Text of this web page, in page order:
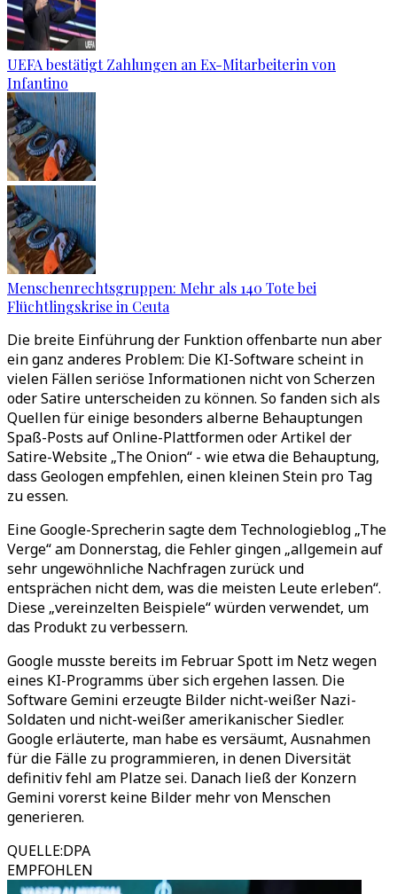
UEFA bestätigt Zahlungen an Ex-Mitarbeiterin von
Infantino
Menschenrechtsgruppen: Mehr als 140 Tote bei
Flüchtlingskrise in Ceuta
Die breite Einführung der Funktion offenbarte nun aber
ein ganz anderes Problem: Die KI-Software scheint in
vielen Fällen seriöse Informationen nicht von Scherzen
oder Satire unterscheiden zu können. So fanden sich als
Quellen für einige besonders alberne Behauptungen
Spaß-Posts auf Online-Plattformen oder Artikel der
Satire-Website „The Onion“ - wie etwa die Behauptung,
dass Geologen empfehlen, einen kleinen Stein pro Tag
zu essen.
Eine Google-Sprecherin sagte dem Technologieblog „The
Verge“ am Donnerstag, die Fehler gingen „allgemein auf
sehr ungewöhnliche Nachfragen zurück und
entsprächen nicht dem, was die meisten Leute erleben“.
Diese „vereinzelten Beispiele“ würden verwendet, um
das Produkt zu verbessern.
Google musste bereits im Februar Spott im Netz wegen
eines KI-Programms über sich ergehen lassen. Die
Software Gemini erzeugte Bilder nicht-weißer Nazi-
Soldaten und nicht-weißer amerikanischer Siedler.
Google erläuterte, man habe es versäumt, Ausnahmen
für die Fälle zu programmieren, in denen Diversität
definitiv fehl am Platze sei. Danach ließ der Konzern
Gemini vorerst keine Bilder mehr von Menschen
generieren.
QUELLE:DPA
EMPFOHLEN